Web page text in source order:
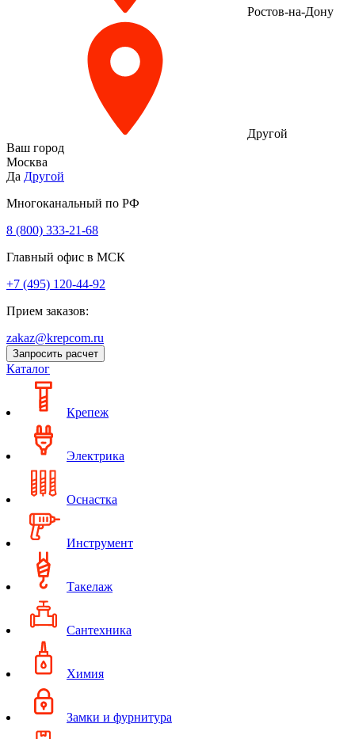
Ростов-на-Дону
Другой
Ваш город
Москва
Да Другой
Многоканальный по РФ
8 (800) 333‑21-68
Главный офис в МСК
+7 (495) 120-44-92
Прием заказов:
zakaz@krepcom.ru
Запросить расчет
Каталог
Крепеж
Электрика
Оснастка
Инструмент
Такелаж
Сантехника
Химия
Замки и фурнитура